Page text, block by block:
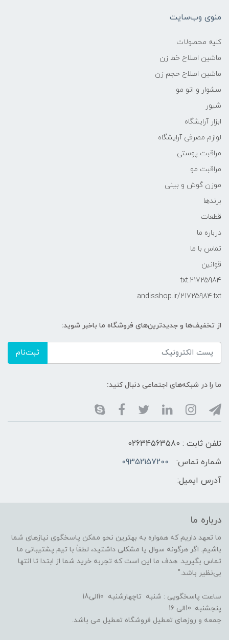
منوی وب‌سایت
کلیه محصولات
ماشین اصلاح خط زن
ماشین اصلاح حجم زن
سشوار و اتو مو
شیور
ابزار آرایشگاه
لوازم مصرفی آرایشگاه
مراقبت پوستی
مراقبت مو
موزن گوش و بینی
برندها
قطعات
درباره ما
تماس با ما
قوانین
21725984.txt
andisshop.ir/21725984.txt
از تخفیف‌ها و جدیدترین‌های فروشگاه ما باخبر شوید:
ثبت‌نام
ما را در شبکه‌های اجتماعی دنبال کنید:
تلفن ثابت : 02634563580
شماره تماس:
09352157200
آدرس ایمیل:
درباره ما
ما تعهد داریم که همواره به بهترین نحو ممکن پاسخگوی نیازهای شما
باشیم. اگر هرگونه سوال یا مشکلی داشتید، لطفاً با تیم پشتیبانی ما
تماس بگیرید. هدف ما این است که تجربه خرید شما از ابتدا تا انتها
بی‌نظیر باشد."
ساعت پاسخگویی : شنبه تاچهارشنبه 10الی18
پنجشنبه: 10الی 16
جمعه و روزهای تعطیل فروشگاه تعطیل می باشد.